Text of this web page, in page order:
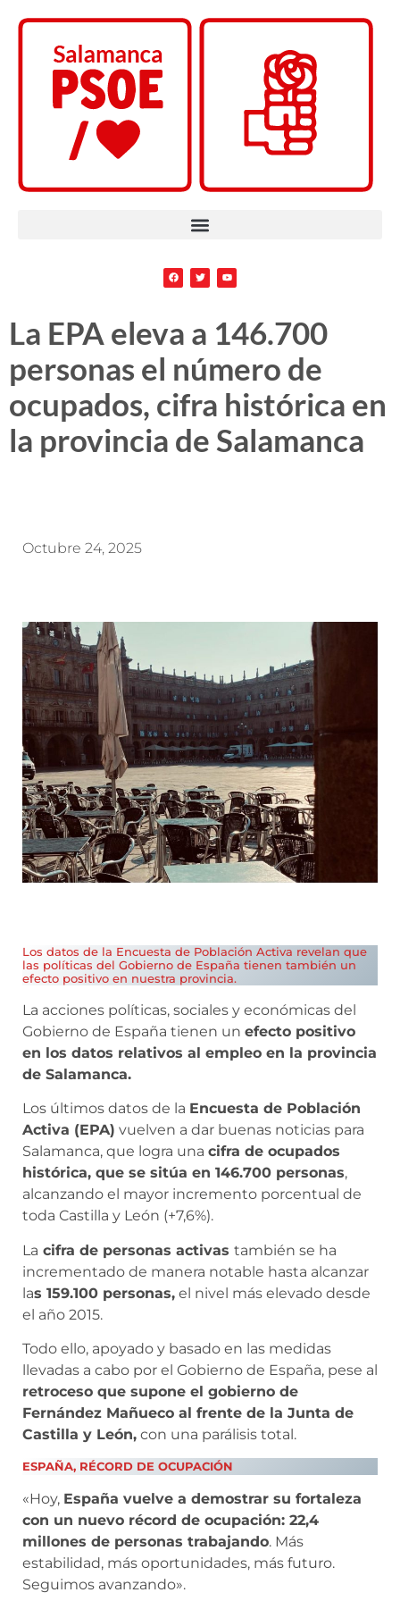
La EPA eleva a 146.700
personas el número de
ocupados, cifra histórica en
la provincia de Salamanca
Octubre 24, 2025
Los datos de la Encuesta de Población Activa revelan que
las políticas del Gobierno de España tienen también un
efecto positivo en nuestra provincia.
La acciones políticas, sociales y económicas del
Gobierno de España tienen un efecto positivo
en los datos relativos al empleo en la provincia
de Salamanca.
Los últimos datos de la Encuesta de Población
Activa (EPA) vuelven a dar buenas noticias para
Salamanca, que logra una cifra de ocupados
histórica, que se sitúa en 146.700 personas,
alcanzando el mayor incremento porcentual de
toda Castilla y León (+7,6%).
La cifra de personas activas también se ha
incrementado de manera notable hasta alcanzar
las 159.100 personas, el nivel más elevado desde
el año 2015.
Todo ello, apoyado y basado en las medidas
llevadas a cabo por el Gobierno de España, pese al
retroceso que supone el gobierno de
Fernández Mañueco al frente de la Junta de
Castilla y León, con una parálisis total.
ESPAÑA, RÉCORD DE OCUPACIÓN
«Hoy, España vuelve a demostrar su fortaleza
con un nuevo récord de ocupación: 22,4
millones de personas trabajando. Más
estabilidad, más oportunidades, más futuro.
Seguimos avanzando».